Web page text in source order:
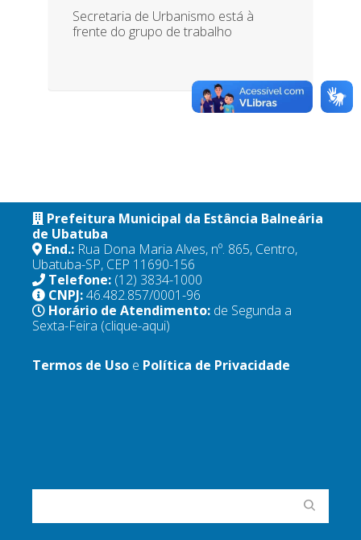
Secretaria de Urbanismo está à
frente do grupo de trabalho
Prefeitura Municipal da Estância Balneária
de Ubatuba
End.: Rua Dona Maria Alves, nº. 865, Centro,
Ubatuba-SP, CEP 11690-156
Telefone: (12) 3834-1000
CNPJ:46.482.857/0001-96
Horário de Atendimento: de Segunda a
Sexta-Feira (clique-aqui)
Termos de Uso e Política de Privacidade